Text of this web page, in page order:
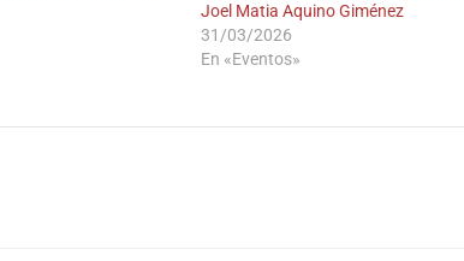
Joel Matia Aquino Giménez
31/03/2026
En «Eventos»